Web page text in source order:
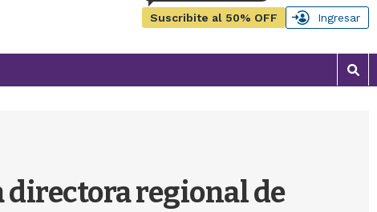
Suscribite al 50% OFF Ingresar
M
o
directora regional de